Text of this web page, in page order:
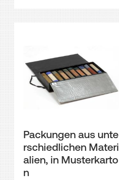
Packungen aus unte
rschiedlichen Materi
alien, in Musterkarto
n